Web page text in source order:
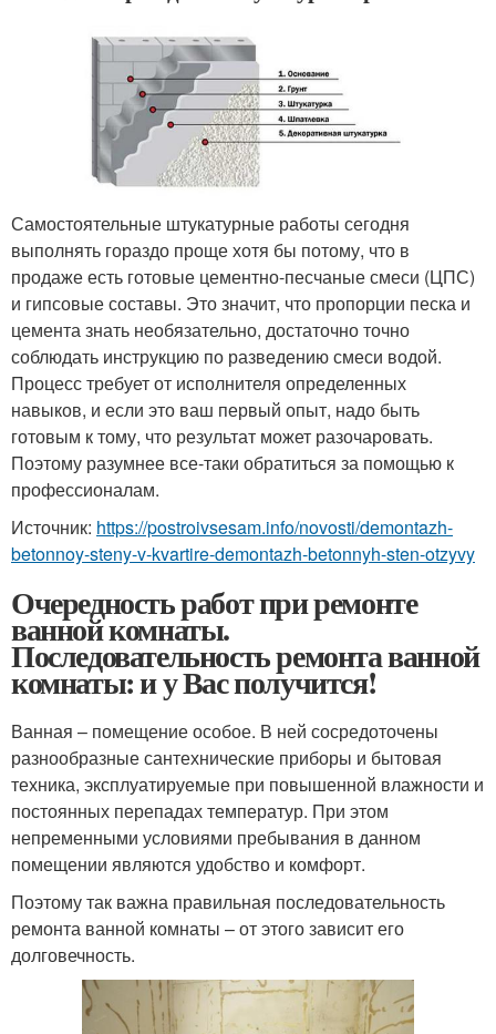
Самостоятельные штукатурные работы сегодня
выполнять гораздо проще хотя бы потому, что в
продаже есть готовые цементно-песчаные смеси (ЦПС)
и гипсовые составы. Это значит, что пропорции песка и
цемента знать необязательно, достаточно точно
соблюдать инструкцию по разведению смеси водой.
Процесс требует от исполнителя определенных
навыков, и если это ваш первый опыт, надо быть
готовым к тому, что результат может разочаровать.
Поэтому разумнее все-таки обратиться за помощью к
профессионалам.
Источник: https://postroivsesam.info/novosti/demontazh-
betonnoy-steny-v-kvartire-demontazh-betonnyh-sten-otzyvy
Очередность работ при ремонте
ванной комнаты.
Последовательность ремонта ванной
комнаты: и у Вас получится!
Ванная – помещение особое. В ней сосредоточены
разнообразные сантехнические приборы и бытовая
техника, эксплуатируемые при повышенной влажности и
постоянных перепадах температур. При этом
непременными условиями пребывания в данном
помещении являются удобство и комфорт.
Поэтому так важна правильная последовательность
ремонта ванной комнаты – от этого зависит его
долговечность.